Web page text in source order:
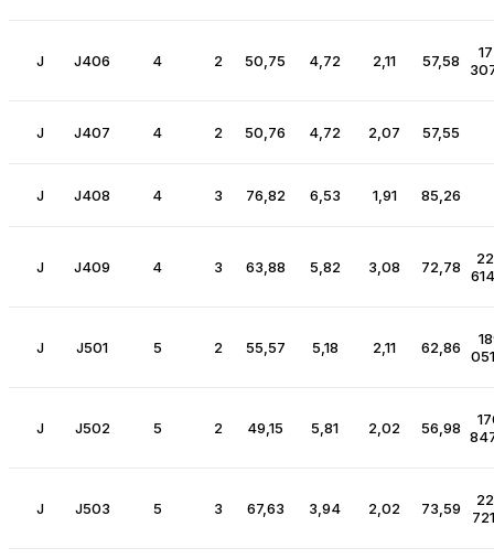
J J406 4 2 50,75 4,72 2,11 57,58
J J407 4 2 50,76 4,72 2,07 57,55
J J408 4 3 76,82 6,53 1,91 85,26
J J409 4 3 63,88 5,82 3,08 72,78
J J501 5 2 55,57 5,18 2,11 62,86
J J502 5 2 49,15 5,81 2,02 56,98
J J503 5 3 67,63 3,94 2,02 73,59